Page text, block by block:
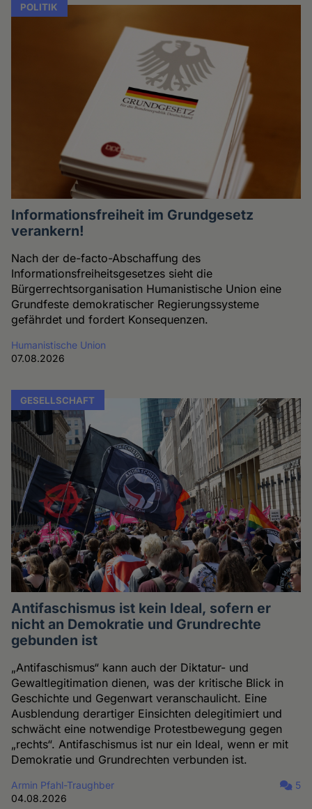
POLITIK
Informationsfreiheit im Grundgesetz
verankern!
Nach der de-facto-Abschaffung des
Informationsfreiheitsgesetzes sieht die
Bürgerrechtsorganisation Humanistische Union eine
Grundfeste demokratischer Regierungssysteme
gefährdet und fordert Konsequenzen.
Humanistische Union
07.08.2026
GESELLSCHAFT
Antifaschismus ist kein Ideal, sofern er
nicht an Demokratie und Grundrechte
gebunden ist
„Antifaschismus“ kann auch der Diktatur- und
Gewaltlegitimation dienen, was der kritische Blick in
Geschichte und Gegenwart veranschaulicht. Eine
Ausblendung derartiger Einsichten delegitimiert und
schwächt eine notwendige Protestbewegung gegen
„rechts“. Antifaschismus ist nur ein Ideal, wenn er mit
Demokratie und Grundrechten verbunden ist.
Armin Pfahl-Traughber
04.08.2026
5